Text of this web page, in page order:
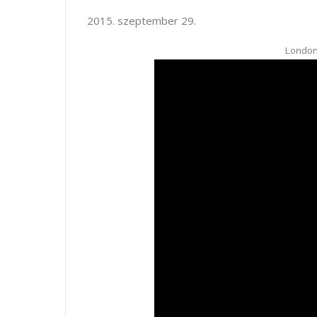
2015. szeptember 29.